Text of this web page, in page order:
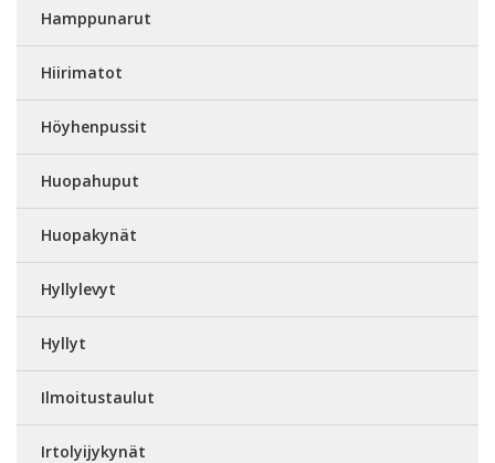
Hamppunarut
Hiirimatot
Höyhenpussit
Huopahuput
Huopakynät
Hyllylevyt
Hyllyt
Ilmoitustaulut
Irtolyijykynät